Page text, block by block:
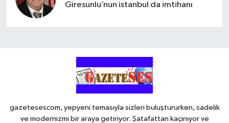
Giresunlu’nun istanbul da imtihanı
gazetesescom, yepyeni temasıyla sizleri buluştururken, sadelik
ve modernizmi bir araya getiriyor. Şatafattan kaçınıyor ve